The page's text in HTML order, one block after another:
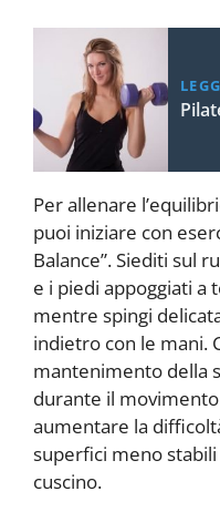
Per allenare
puoi iniziare con
Balance”. Siediti sul
e i piedi appoggiati a
mentre spingi
indietro con le mani.
mantenimento della
durante il
aumentare la
superfici meno
cuscino.